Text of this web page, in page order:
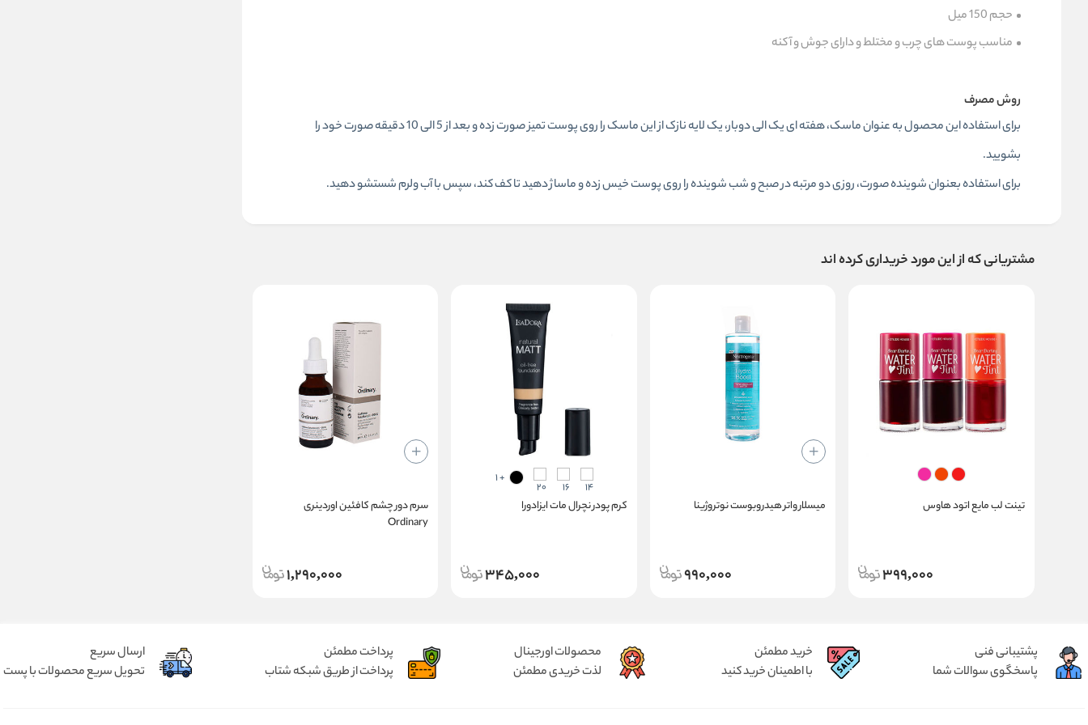
حجم 150 میل
مناسب پوست های چرب و مختلط و دارای جوش و آکنه
روش مصرف
برای استفاده این محصول به عنوان ماسک، هفته ای یک الی دوبار، یک لایه نازک از این ماسک را روی پوست تمیز صورت زده و بعد از 5 الی 10 دقیقه صورت خود را
بشویید.
برای استفاده بعنوان شوینده صورت، روزی دو مرتبه در صبح و شب شوینده را روی پوست خیس زده و ماساژ دهید تا کف کند، سپس با آب ولرم شستشو دهید.
مشتریانی که از این مورد خریداری کرده اند
تینت لب مایع اتود هاوس
399,000
میسلار واتر هیدروبوست نوتروژینا
990,000
+ 1
کرم پودر نچرال مات ایزادورا
345,000
سرم دور چشم کافئین اوردینری
Ordinary
1,290,000
پشتیبانی فنی
پاسخگوی سوالات شما
خرید مطمئن
با اطمینان خرید کنید
محصولات اورجینال
لذت خریدی مطمئن
پرداخت مطمئن
پرداخت از طریق شبکه شتاب
ارسال سریع
تحویل سریع محصولات با پست